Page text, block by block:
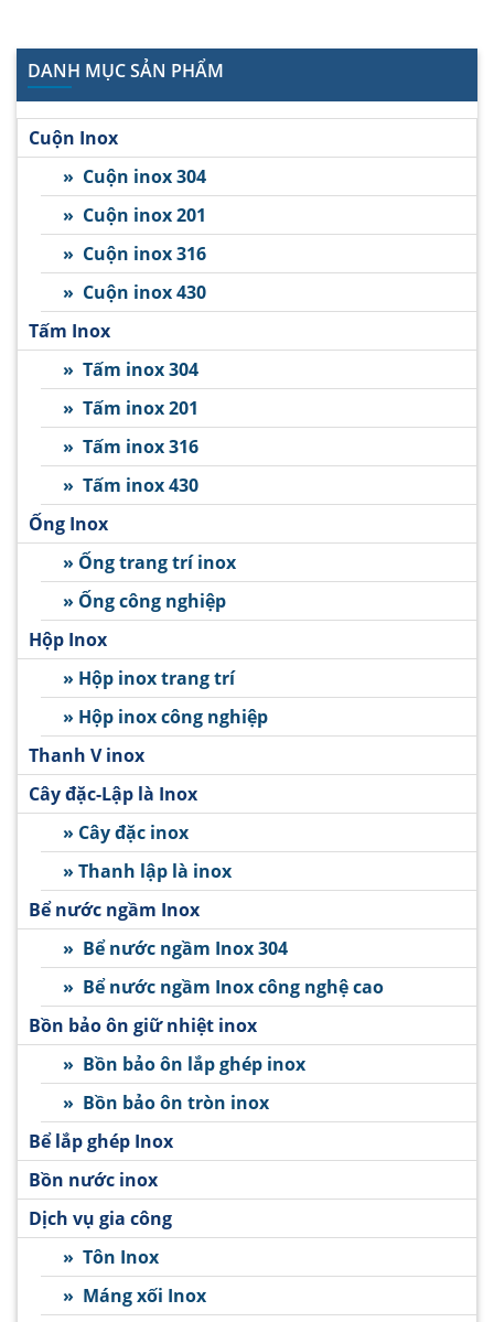
DANH MỤC SẢN PHẨM
Cuộn Inox
» Cuộn inox 304
» Cuộn inox 201
» Cuộn inox 316
» Cuộn inox 430
Tấm Inox
» Tấm inox 304
» Tấm inox 201
» Tấm inox 316
» Tấm inox 430
Ống Inox
» Ống trang trí inox
» Ống công nghiệp
Hộp Inox
» Hộp inox trang trí
» Hộp inox công nghiệp
Thanh V inox
Cây đặc-Lập là Inox
» Cây đặc inox
» Thanh lập là inox
Bể nước ngầm Inox
» Bể nước ngầm Inox 304
» Bể nước ngầm Inox công nghệ cao
Bồn bảo ôn giữ nhiệt inox
» Bồn bảo ôn lắp ghép inox
» Bồn bảo ôn tròn inox
Bể lắp ghép Inox
Bồn nước inox
Dịch vụ gia công
» Tôn Inox
» Máng xối Inox